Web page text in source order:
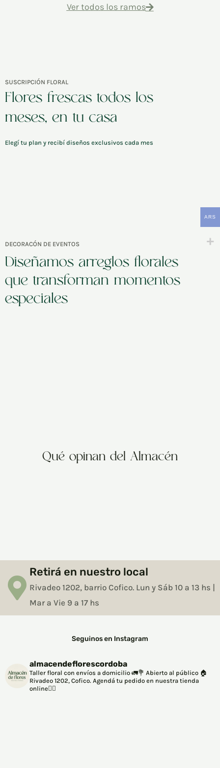
Ver todos los ramos
SUSCRIPCIÓN FLORAL
Flores frescas todos los
meses, en tu casa
Elegí tu plan y recibí diseños exclusivos cada mes
DECORACÓN DE EVENTOS
Diseñamos arreglos florales
que transforman momentos
especiales
Qué opinan del Almacén
Retirá en nuestro local
Rivadeo 1202, barrio Cofico. Lun y Sáb 10 a 13 hs |
Mar a Vie 9 a 17 hs
Seguinos en Instagram
almacendeflorescordoba
Taller floral con envíos a domicilio 🚛💐 Abierto al público 🏠
Rivadeo 1202, Cofico. Agendá tu pedido en nuestra tienda
online👇🏽
ARS